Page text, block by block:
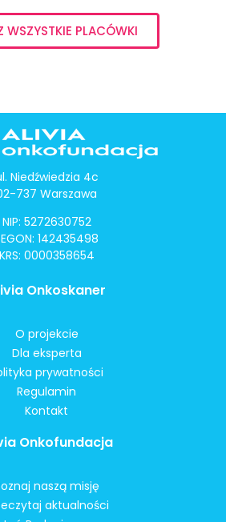
WSZYSTKIE PLACÓWKI
Niedźwiedzia 4c
737 Warszawa
NIP: 5272630752
142435498
KRS: 0000358654
Onkoskaner
O projekcie
Dla eksperta
prywatności
Regulamin
Kontakt
Onkofundacja
naszą misję
aktualności